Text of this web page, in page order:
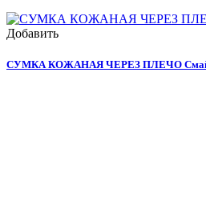
Добавить
СУМКА КОЖАНАЯ ЧЕРЕЗ ПЛЕЧО